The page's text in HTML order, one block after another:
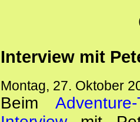
Interview mit
Montag, 27. Oktober
Beim